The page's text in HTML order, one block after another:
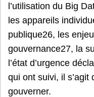
l’utilisation du Big
les appareils
publique26, les
gouvernance27, la
l’état d’urgence
qui ont suivi, il
gouverner.